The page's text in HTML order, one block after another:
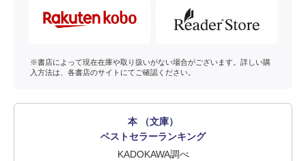
※書店によって現在在庫や取り扱いがない場合がございます。詳しい購
入方法は、各書店のサイトにてご確認ください。
本 （文庫）
ベストセラーランキング
KADOKAWA調べ